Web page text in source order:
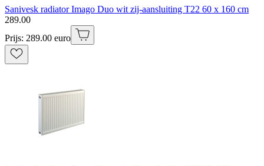
Sanivesk radiator Imago Duo wit zij-aansluiting T22 60 x 160 cm
289.00
Prijs: 289.00 euro